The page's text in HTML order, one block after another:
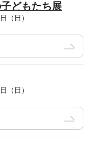
どもたち展
（日）
（日）